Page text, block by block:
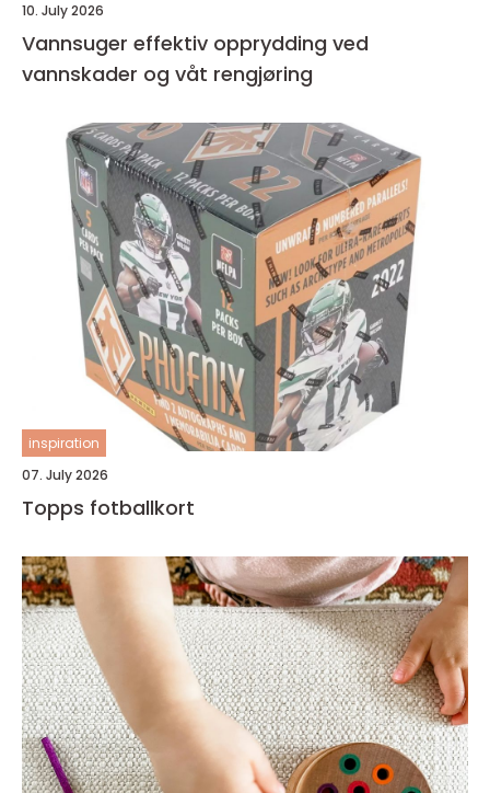
10. July 2026
Vannsuger effektiv opprydding ved
vannskader og våt rengjøring
inspiration
07. July 2026
Topps fotballkort